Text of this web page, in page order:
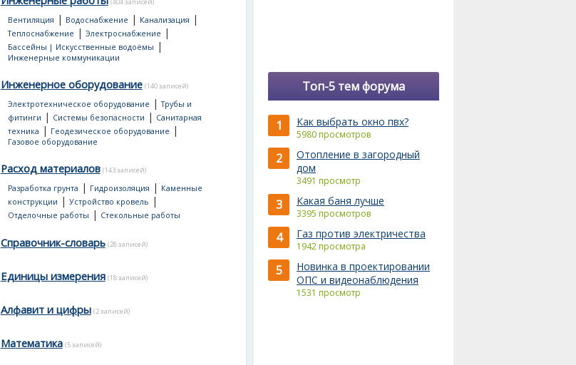
Вентиляция | Водоснабжение | Канализация |
Теплоснабжение | Электроснабжение |
Бассейны | Искусственные водоёмы |
Инженерные коммуникации
Инженерное оборудование (140 записей)
Электротехническое оборудование |Трубы и
фитинги | Системы безопасности | Санитарная
техника | Геодезическое оборудование |
Газовое оборудование
Расход материалов (143 записей)
Разработка грунта | Гидроизоляция | Каменные
конструкции | Устройство кровель |
Отделочные работы | Стекольные работы
Справочник-словарь (28 записей)
Единицы измерения (18 записей)
Алфавит и цифры (2 записей)
Математика (5 записей)
Топ-5 тем форума
1 Как выбрать окно пвх?
5980 просмотров
2
Отопление в загородный
дом
3491 просмотр
3 Какая баня лучше
3395 просмотров
4 Газ против электричества
1942 просмотра
5
Новинка в проектировании
ОПС и видеонаблюдения
1531 просмотр